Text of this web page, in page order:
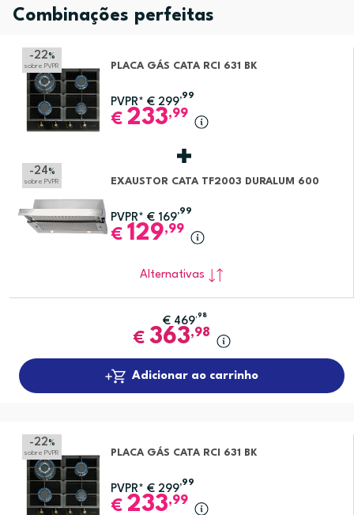
Combinações perfeitas
-22 %
sobre PVPR PLACA GÁS CATA RCI 631 BK
PVPR* € 299
,99
€ 233,99
-24 %
sobre PVPR EXAUSTOR CATA TF2003 DURALUM 600
PVPR* € 169
,99
€ 129,99
Alternativas
€ 469,98
€ 363,98
Adicionar ao carrinho
-22 %
sobre PVPR PLACA GÁS CATA RCI 631 BK
PVPR* € 299
,99
€ 233,99